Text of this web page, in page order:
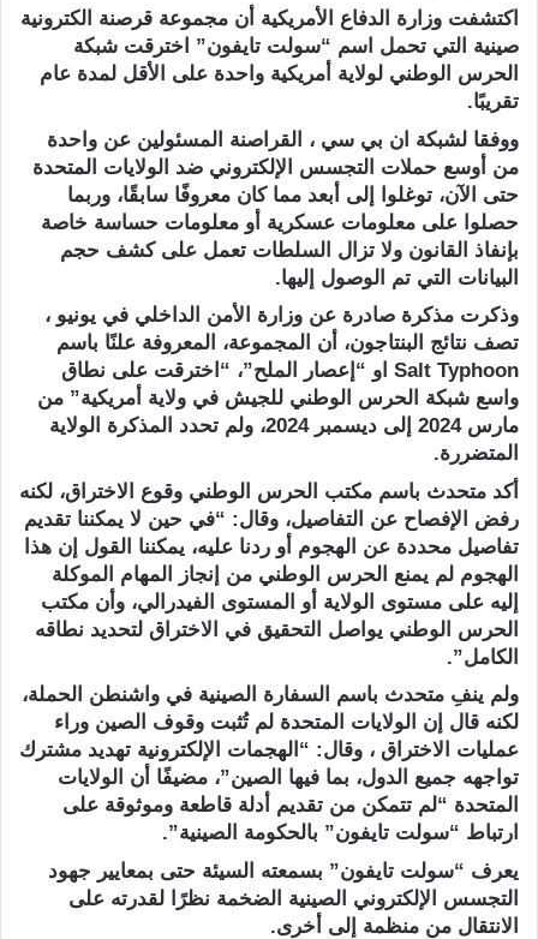
اكتشفت وزارة الدفاع الأمريكية أن مجموعة قرصنة الكترونية
صينية التي تحمل اسم “سولت تايفون” اخترقت شبكة
الحرس الوطني لولاية أمريكية واحدة على الأقل لمدة عام
تقريبًا.
ووفقا لشبكة ان بي سي ، القراصنة المسئولين عن واحدة
من أوسع حملات التجسس الإلكتروني ضد الولايات المتحدة
حتى الآن، توغلوا إلى أبعد مما كان معروفًا سابقًا، وربما
حصلوا على معلومات عسكرية أو معلومات حساسة خاصة
بإنفاذ القانون ولا تزال السلطات تعمل على كشف حجم
البيانات التي تم الوصول إليها.
وذكرت مذكرة صادرة عن وزارة الأمن الداخلي في يونيو ،
تصف نتائج البنتاجون، أن المجموعة، المعروفة علنًا باسم
Salt Typhoon او “إعصار الملح”، “اخترقت على نطاق
واسع شبكة الحرس الوطني للجيش في ولاية أمريكية” من
مارس 2024 إلى ديسمبر 2024، ولم تحدد المذكرة الولاية
المتضررة.
أكد متحدث باسم مكتب الحرس الوطني وقوع الاختراق، لكنه
رفض الإفصاح عن التفاصيل، وقال: “في حين لا يمكننا تقديم
تفاصيل محددة عن الهجوم أو ردنا عليه، يمكننا القول إن هذا
الهجوم لم يمنع الحرس الوطني من إنجاز المهام الموكلة
إليه على مستوى الولاية أو المستوى الفيدرالي، وأن مكتب
الحرس الوطني يواصل التحقيق في الاختراق لتحديد نطاقه
الكامل”.
ولم ينفِ متحدث باسم السفارة الصينية في واشنطن الحملة،
لكنه قال إن الولايات المتحدة لم تُثبت وقوف الصين وراء
عمليات الاختراق ، وقال: “الهجمات الإلكترونية تهديد مشترك
تواجهه جميع الدول، بما فيها الصين”، مضيفًا أن الولايات
المتحدة “لم تتمكن من تقديم أدلة قاطعة وموثوقة على
ارتباط “سولت تايفون” بالحكومة الصينية”.
يعرف “سولت تايفون” بسمعته السيئة حتى بمعايير جهود
التجسس الإلكتروني الصينية الضخمة نظرًا لقدرته على
الانتقال من منظمة إلى أخرى.